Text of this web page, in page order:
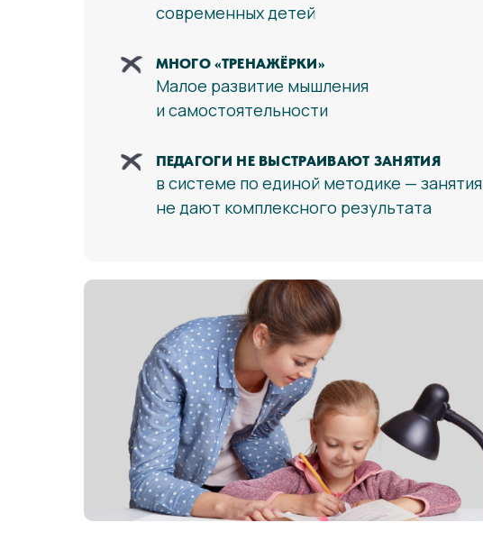
современных детей
Малое развитие мышления
и самостоятельности
в системе по единой методике — занятия
не дают комплексного результата
МНОГО «ТРЕНАЖЁРКИ»
ПЕДАГОГИ НЕ ВЫСТРАИВАЮТ ЗАНЯТИЯ